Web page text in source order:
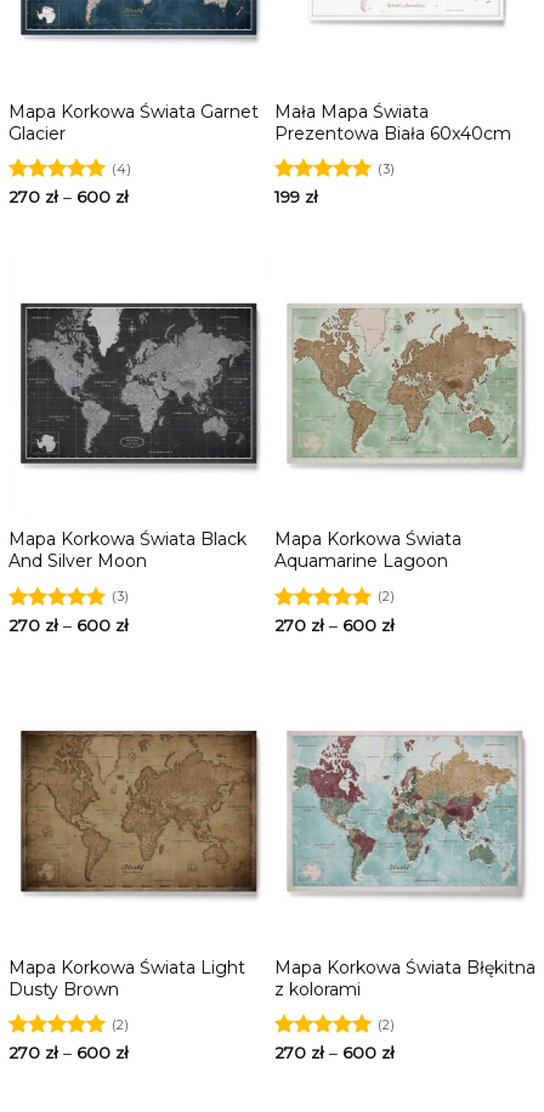
Mapa Korkowa Świata Garnet
Glacier
Oceniono
(4)
270 zł– 600 zł
Mała Mapa Świata
Prezentowa Biała 60x40cm
Oceniono
(3)
199 zł
Mapa Korkowa Świata Black
And Silver Moon
Oceniono
(3)
270 zł– 600 zł
Mapa Korkowa Świata
Aquamarine Lagoon
Oceniono
(2)
270 zł– 600 zł
Mapa Korkowa Świata Light
Dusty Brown
Oceniono
(2)
270 zł– 600 zł
Mapa Korkowa Świata Błękitna
z kolorami
Oceniono
(2)
270 zł– 600 zł